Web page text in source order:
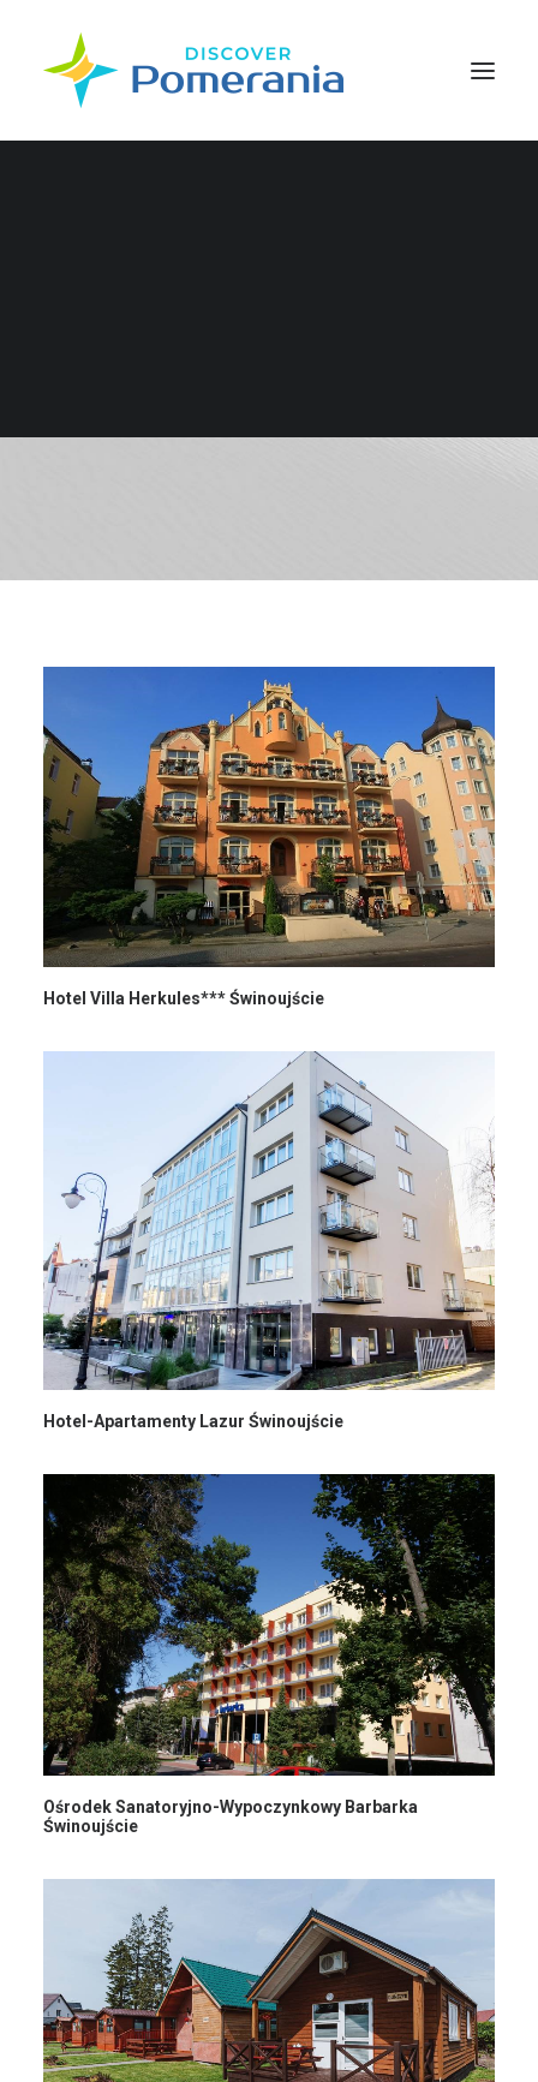
Hotel Villa Herkules*** Świnoujście
Hotel-Apartamenty Lazur Świnoujście
Ośrodek Sanatoryjno-Wypoczynkowy Barbarka
Świnoujście